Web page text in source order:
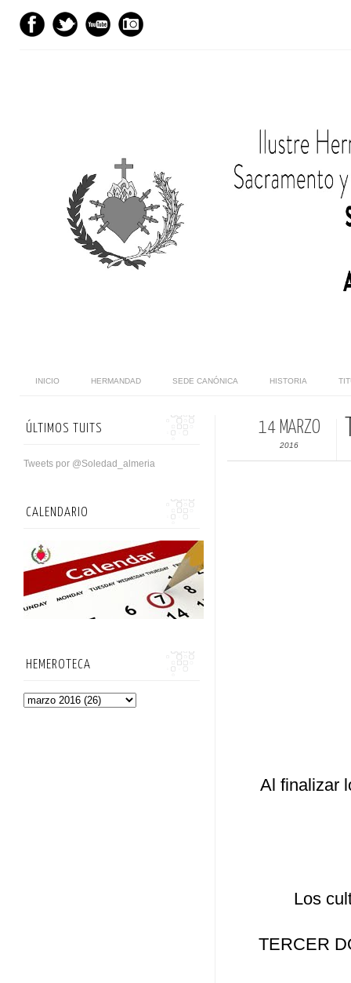
INICIO HERMANDAD SEDE CANÓNICA HISTORIA
14 MARZO
2016
Al finalizar
Los
TERCER
ÚLTIMOS TUITS
Tweets por @Soledad_almeria
CALENDARIO
HEMEROTECA